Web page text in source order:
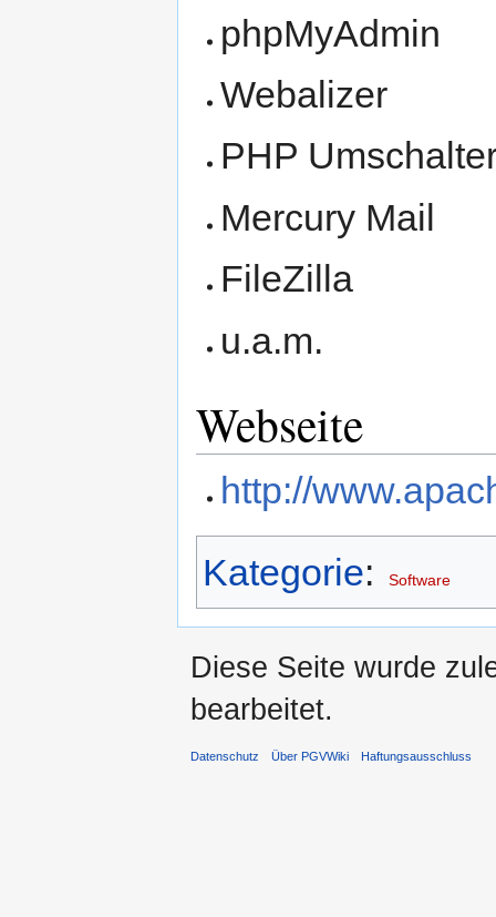
phpMyAdmin
Webalizer
PHP
Mercury Mail
FileZilla
u.a.m.
Webseite
http://
Kategorie: Software
Diese Seite wurde
bearbeitet.
Datenschutz Über PGVWiki Haftungsausschluss